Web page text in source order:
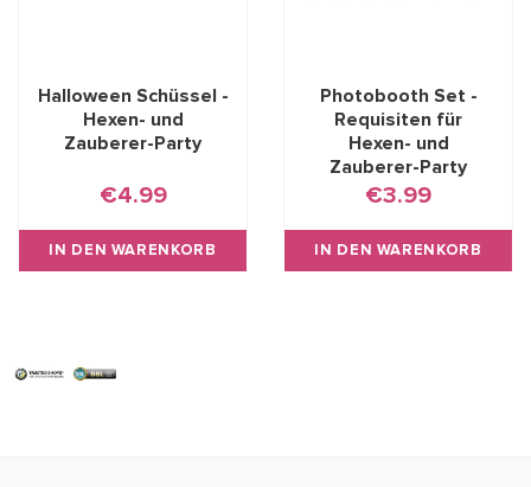
Halloween Schüssel -
Hexen- und
Zauberer-Party
€4.99
IN DEN WARENKORB
Photobooth Set -
Requisiten für
Hexen- und
Zauberer-Party
€3.99
IN DEN WARENKORB